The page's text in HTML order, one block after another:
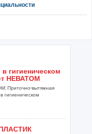
гигиеническом
НЕВАТОМ
Приточно-вытяжная
гигиеническом